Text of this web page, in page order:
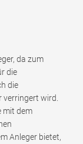
da zum
die
die
wird.
mit dem
Anleger bietet,